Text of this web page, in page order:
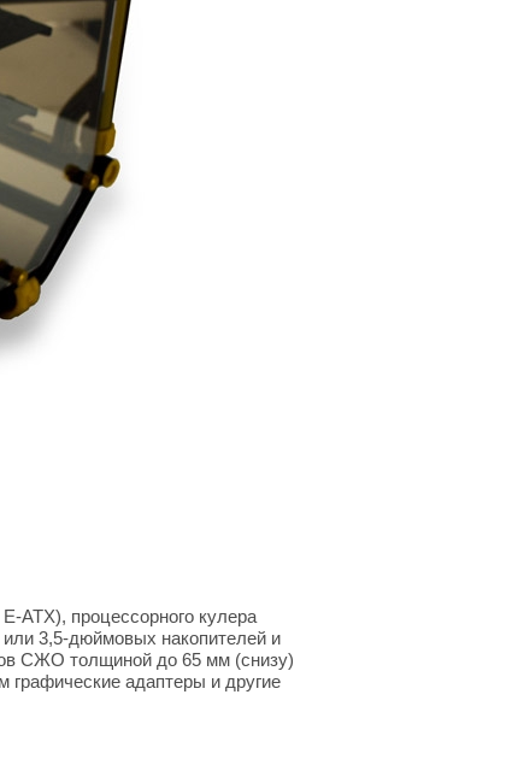
ATX), процессорного кулера
3,5-дюймовых накопителей и
СЖО толщиной до 65 мм (снизу)
графические адаптеры и другие